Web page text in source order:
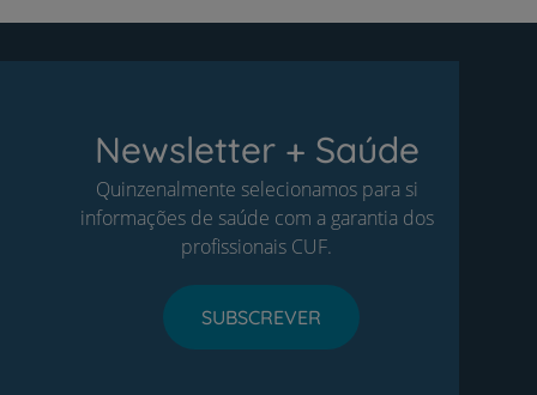
Newsletter + Saúde
Quinzenalmente selecionamos para si
informações de saúde com a garantia dos
profissionais CUF.
SUBSCREVER